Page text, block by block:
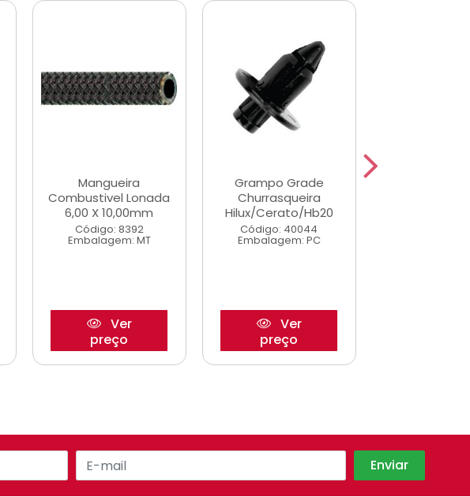
Mangueira
Combustivel Lonada
6,00 X 10,00mm
Código: 8392
Embalagem: MT
Ver
preço
Grampo Grade
Churrasqueira
Hilux/Cerato/Hb20
Código: 40044
Embalagem: PC
Ver
preço